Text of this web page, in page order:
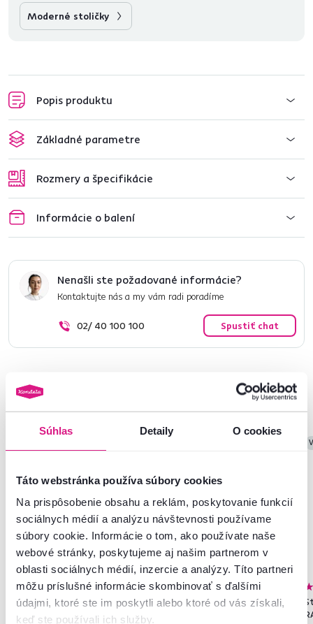
Súhlas Detaily O cookies
Táto webstránka používa súbory cookies
Na prispôsobenie obsahu a reklám, poskytovanie funkcií
sociálnych médií a analýzu návštevnosti používame
súbory cookie. Informácie o tom, ako používate naše
webové stránky, poskytujeme aj našim partnerom v
oblasti sociálnych médií, inzercie a analýzy. Títo partneri
môžu príslušné informácie skombinovať s ďalšími
údajmi, ktoré ste im poskytli alebo ktoré od vás získali,
keď ste používali ich služby.
Moderné stoličky
Popis produktu
Základné parametre
Rozmery a špecifikácie
Informácie o balení
Nenašli ste požadované informácie?
Kontaktujte nás a my vám radi poradíme
02/ 40 100 100 Spustiť chat
Podobné produkty
4,2 23
Stohovateľná stolička, biela,
RADANA NEW
4,2 23
Stohovateľná stolička, béžová,